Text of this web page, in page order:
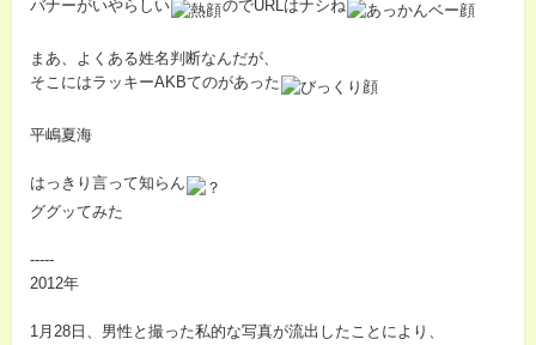
バナーがいやらしい
のでURLはナシね
まあ、よくある姓名判断なんだが、
そこにはラッキーAKBてのがあった
平嶋夏海
はっきり言って知らん
ググッてみた
-----
2012年
1月28日、男性と撮った私的な写真が流出したことにより、